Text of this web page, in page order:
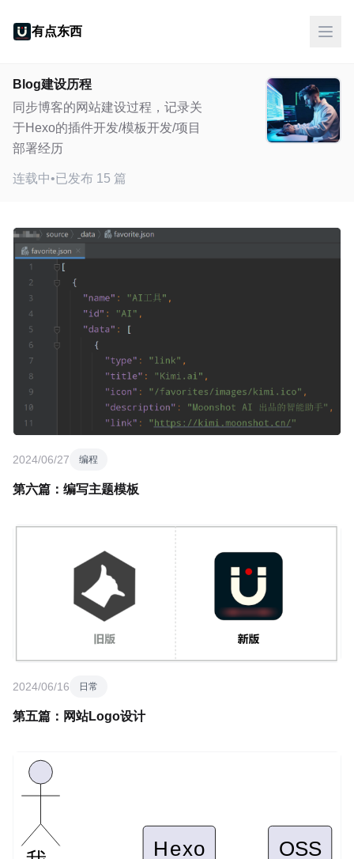
有点东西
Blog建设历程
同步博客的网站建设过程，记录关
于Hexo的插件开发/模板开发/项目
部署经历
连载中•已发布 15 篇
2024/06/27 编程
第六篇：编写主题模板
2024/06/16 日常
第五篇：网站Logo设计